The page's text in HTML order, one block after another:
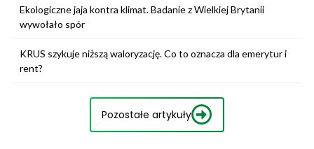
Ekologiczne jaja kontra klimat. Badanie z Wielkiej Brytanii
wywołało spór
KRUS szykuje niższą waloryzację. Co to oznacza dla emerytur i
rent?
Pozostałe artykuły